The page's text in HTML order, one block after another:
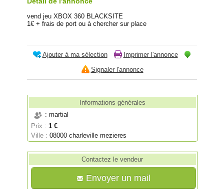
vend jeu XBOX 360 BLACKSITE
1€ + frais de port ou à chercher sur place
Ajouter à ma sélection
Imprimer l'annonce
Signaler l'annonce
Informations générales
: martial
Prix : 1 €
Ville :08000 charleville mezieres
Contactez le vendeur
Envoyer un mail